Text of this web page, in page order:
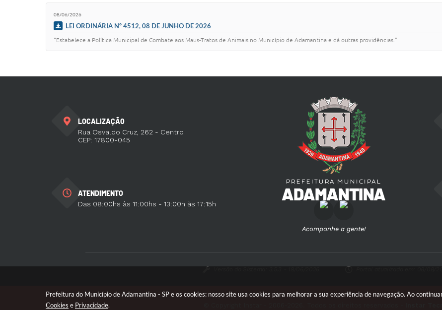
Prefeitura do Município de Adamantina - SP e os cookies: nosso site usa cookies para melhorar a sua experiência de navegação. Ao
Cookies e Privacidade.
08/06/2026
LEI ORDINÁRIA Nº 4512, 08 DE JUNHO DE 2026
“Estabelece a Política Municipal de Combate aos Maus-Tratos de Animais no Município de Adamantina e dá outras providências.”
Acompanhe a gente!
LOCALIZAÇÃO
Rua Osvaldo Cruz, 262 - Centro
CEP: 17800-045
ATENDIMENTO
Das 08:00hs às 11:00hs - 13:00h às 17:15h